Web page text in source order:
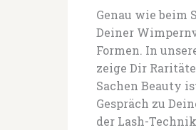
Genau wie beim
Deiner
Formen. In
zeige Dir
Sachen Beauty
Gespräch zu
der Lash-